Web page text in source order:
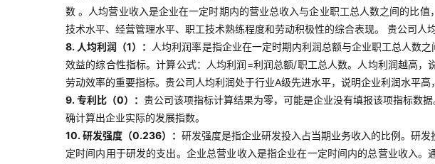
数 。人均营业收入是企业在一定时期内的营业总收入与企业职工总人数之间的比
技术水平、经营管理水平、职工技术熟练程度和劳动积极性的综合表现。 贵公司人
8. 人均利润（1）： 人均利润率是指企业在一定时期内利润总额与企业职工总人数
效益的综合性指标。计算公式：人均利润=利润总额/职工总人数。人均利润越高
劳动效率的重要指标。贵公司人均利润处于行业A级先进水平，说明企业利润水平高
9. 专利比（0）： 贵公司该项指标计算结果为零，可能是企业没有填报该项指标数
确计算出企业实际的发展指数。
10. 研发强度（0.236）： 研发强度是指企业研发投入占当期业务收入的比例。研
定时间内用于研发的支出。企业总营业收入是指企业在一定时间内的总营业收入